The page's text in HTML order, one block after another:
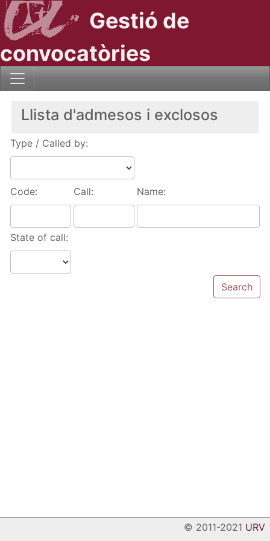
Gestió de
convocatòries
Llista d'admesos i exclosos
Type / Called by:
Code: Call: Name:
State of call:
© 2011-2021 URV